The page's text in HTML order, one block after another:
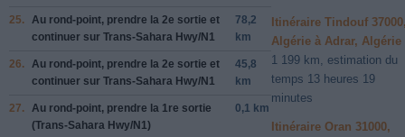
25. Au rond-point, prendre la 2e sortie et
continuer sur Trans-Sahara Hwy/N1
78,2
km
26. Au rond-point, prendre la 2e sortie et
continuer sur Trans-Sahara Hwy/N1
45,8
km
27. Au rond-point, prendre la 1re sortie
(Trans-Sahara Hwy/N1)
0,1 km
Itinéraire Tindouf
Algérie à Adrar, Algérie
1 199 km, estimation du
temps 13 heures 19
minutes
Itinéraire Oran 31000,